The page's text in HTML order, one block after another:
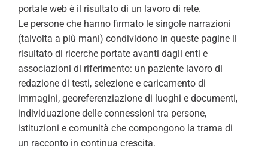
portale web è il risultato di un lavoro di rete.
Le persone che hanno firmato le singole narrazioni
(talvolta a più mani) condividono in queste pagine il
risultato di ricerche portate avanti dagli enti e
associazioni di riferimento: un paziente lavoro di
redazione di testi, selezione e caricamento di
immagini, georeferenziazione di luoghi e documenti,
individuazione delle connessioni tra persone,
istituzioni e comunità che compongono la trama di
un racconto in continua crescita.